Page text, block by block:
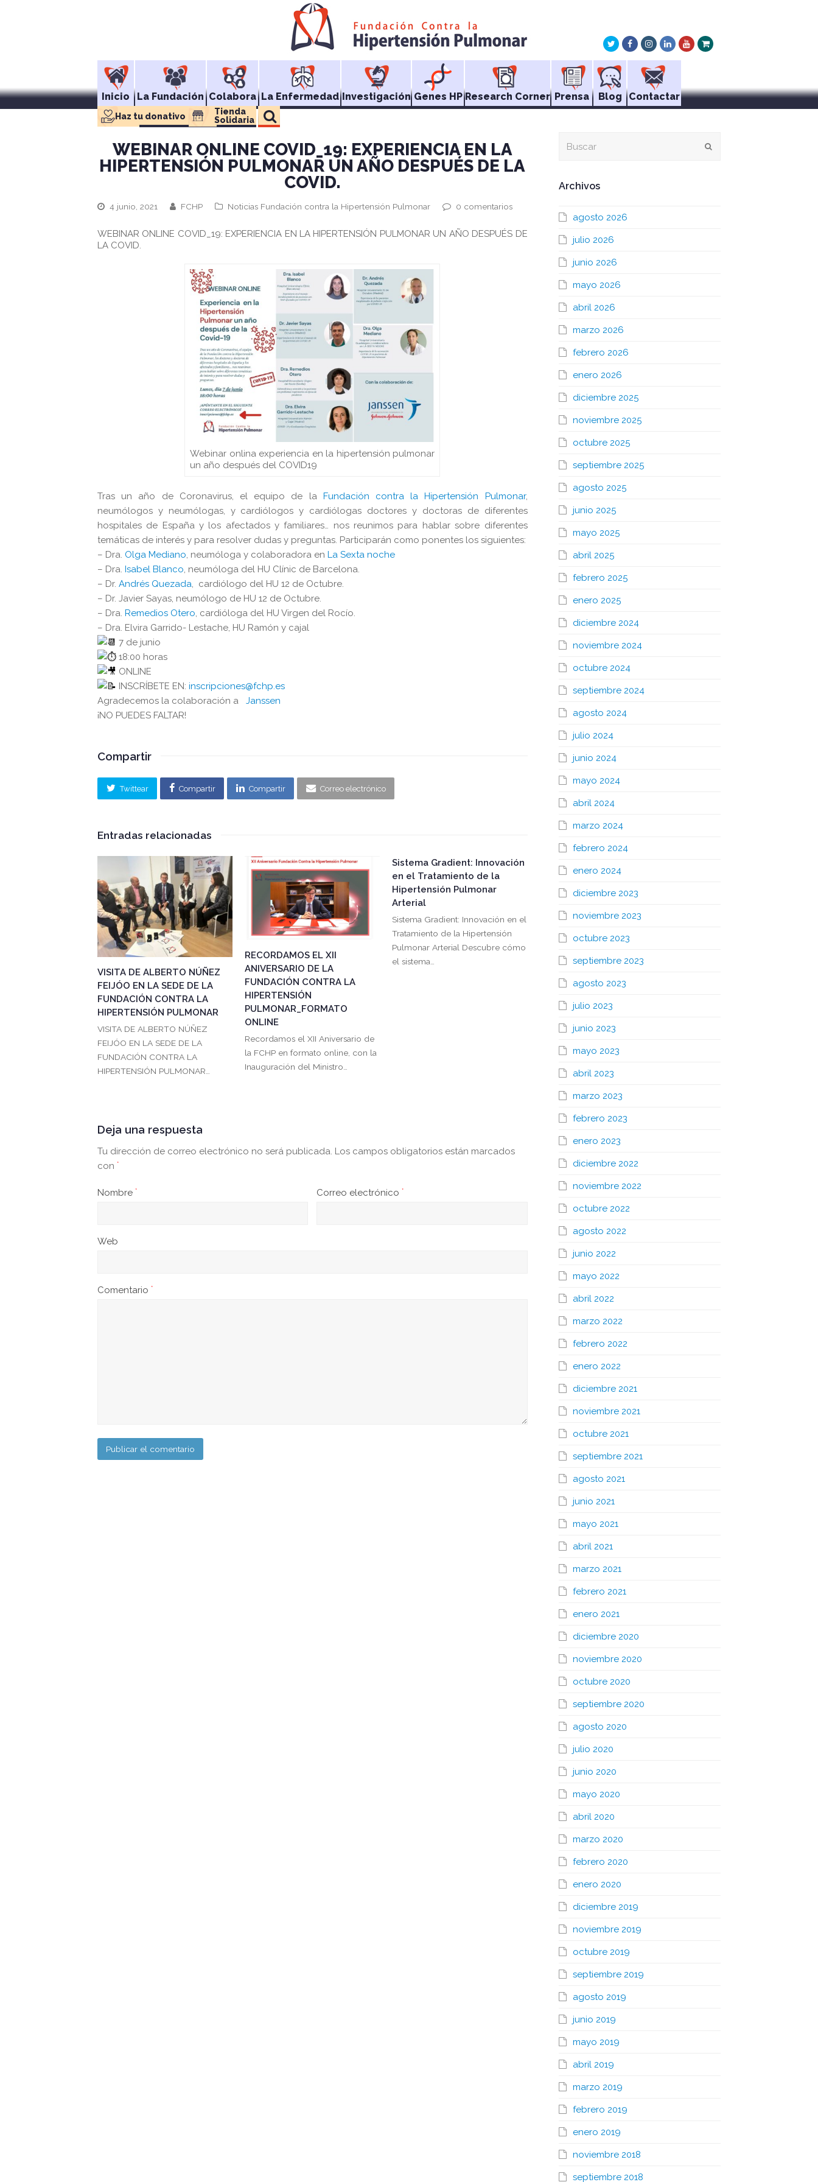
TwitterFacebookInstagram
LinkedInYoutube
Xing
Inicio La Fundación Colabora La Enfermedad Investigación Genes HP Research Corner Prensa Blog Contactar
Haz tu donativo
Tienda
Solidaria
WEBINAR ONLINE COVID_19: EXPERIENCIA EN LA
HIPERTENSIÓN PULMONAR UN AÑO DESPUÉS DE LA
COVID.
4 junio, 2021 FCHP Noticias Fundación contra la Hipertensión Pulmonar 0 comentarios
WEBINAR ONLINE COVID_19: EXPERIENCIA EN LA HIPERTENSIÓN PULMONAR UN AÑO DESPUÉS DE
LA COVID.
Webinar onlina experiencia en la hipertensión pulmonar
un año después del COVID19
Tras un año de Coronavirus, el equipo de la Fundación contra la Hipertensión Pulmonar,
neumólogos y neumólogas, y cardiólogos y cardiólogas doctores y doctoras de diferentes
hospitales de España y los afectados y familiares… nos reunimos para hablar sobre diferentes
temáticas de interés y para resolver dudas y preguntas. Participarán como ponentes los siguientes:
– Dra. Olga Mediano, neumóloga y colaboradora en La Sexta noche
– Dra. Isabel Blanco, neumóloga del HU Clínic de Barcelona.
– Dr. Andrés Quezada, cardiólogo del HU 12 de Octubre.
– Dr. Javier Sayas, neumólogo de HU 12 de Octubre.
– Dra. Remedios Otero, cardióloga del HU Virgen del Rocío.
– Dra. Elvira Garrido- Lestache, HU Ramón y cajal
7 de junio
18:00 horas
ONLINE
INSCRÍBETE EN: inscripciones@fchp.es
Agradecemos la colaboración a Janssen
¡NO PUEDES FALTAR!
Compartir
Twittear Compartir Compartir Correo electrónico
Entradas relacionadas
VISITA DE ALBERTO NÚÑEZ
FEIJÓO EN LA SEDE DE LA
FUNDACIÓN CONTRA LA
HIPERTENSIÓN PULMONAR
VISITA DE ALBERTO NÚÑEZ
FEIJÓO EN LA SEDE DE LA
FUNDACIÓN CONTRA LA
HIPERTENSIÓN PULMONAR…
RECORDAMOS EL XII
ANIVERSARIO DE LA
FUNDACIÓN CONTRA LA
HIPERTENSIÓN
PULMONAR_FORMATO
ONLINE
Recordamos el XII Aniversario de
la FCHP en formato online, con la
Inauguración del Ministro…
Sistema Gradient: Innovación
en el Tratamiento de la
Hipertensión Pulmonar
Arterial
Sistema Gradient: Innovación en el
Tratamiento de la Hipertensión
Pulmonar Arterial Descubre cómo
el sistema…
Deja una respuesta
Tu dirección de correo electrónico no será publicada. Los campos obligatorios están marcados
con *
Nombre * Correo electrónico *
Web
Comentario *
Archivos
agosto 2026
julio 2026
junio 2026
mayo 2026
abril 2026
marzo 2026
febrero 2026
enero 2026
diciembre 2025
noviembre 2025
octubre 2025
septiembre 2025
agosto 2025
junio 2025
mayo 2025
abril 2025
febrero 2025
enero 2025
diciembre 2024
noviembre 2024
octubre 2024
septiembre 2024
agosto 2024
julio 2024
junio 2024
mayo 2024
abril 2024
marzo 2024
febrero 2024
enero 2024
diciembre 2023
noviembre 2023
octubre 2023
septiembre 2023
agosto 2023
julio 2023
junio 2023
mayo 2023
abril 2023
marzo 2023
febrero 2023
enero 2023
diciembre 2022
noviembre 2022
octubre 2022
agosto 2022
junio 2022
mayo 2022
abril 2022
marzo 2022
febrero 2022
enero 2022
diciembre 2021
noviembre 2021
octubre 2021
septiembre 2021
agosto 2021
junio 2021
mayo 2021
abril 2021
marzo 2021
febrero 2021
enero 2021
diciembre 2020
noviembre 2020
octubre 2020
septiembre 2020
agosto 2020
julio 2020
junio 2020
mayo 2020
abril 2020
marzo 2020
febrero 2020
enero 2020
diciembre 2019
noviembre 2019
octubre 2019
septiembre 2019
agosto 2019
junio 2019
mayo 2019
abril 2019
marzo 2019
febrero 2019
enero 2019
noviembre 2018
septiembre 2018